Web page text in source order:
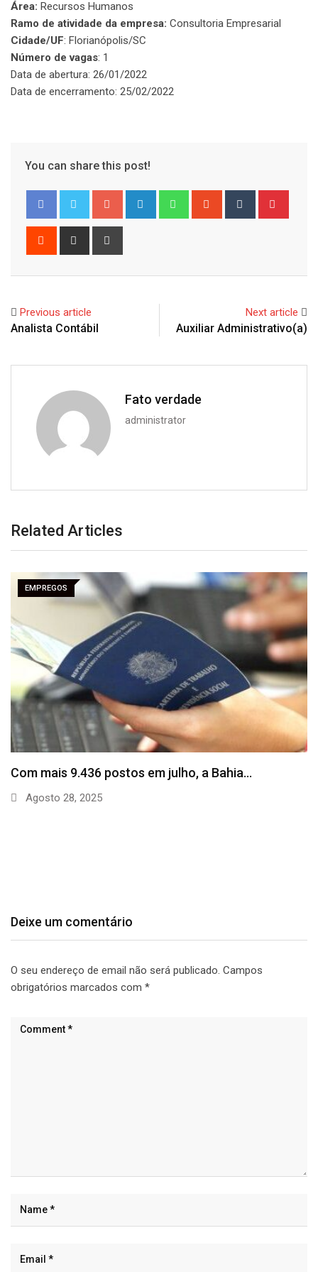
Área: Recursos Humanos
Ramo de atividade da empresa: Consultoria Empresarial
Cidade/UF: Florianópolis/SC
Número de vagas: 1
Data de abertura: 26/01/2022
Data de encerramento: 25/02/2022
You can share this post!
Google+ LinkedIn WhatsappStumbleUpon
Tumblr
Reddit
Share
Previous article
Analista Contábil
Next article
Auxiliar Administrativo(a)
Fato verdade
administrator
Related Articles
EMPREGOS
Deixe um comentário
O seu endereço de email não será publicado. Campos
obrigatórios marcados com *